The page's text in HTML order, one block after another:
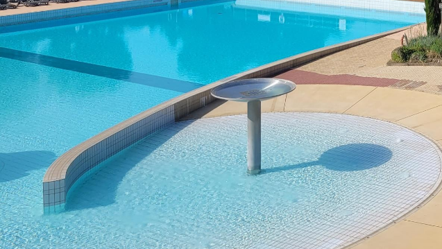
Bankverbindung
IBAN: DE52 6725 0020 0006 2012 53
BIC: SOLADES1HDB
Sparkasse Heidelberg
IBAN: DE61 5479 0000 0001 0061 50
BIC: GENODE61SPE
Volksbank Kur- und Rheinpfalz eG
Sichere Kommunikation
Service-Portal BW
Was ist das Service-Portal Baden-Württemberg?
virtuelle Poststelle
Was ist die virtuelle Poststelle?
Copyright © 2017 - 2018 Stadt Hockenheim